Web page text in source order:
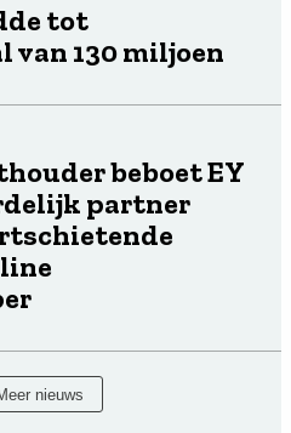
tot
130 miljoen
beboet EY
partner
nieuws